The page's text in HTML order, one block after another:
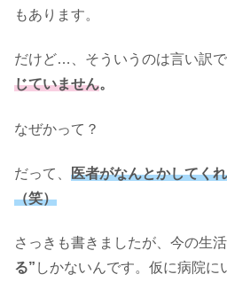
もあります。
だけど…、そういうのは言い訳で
じていません。
なぜかって？
だって、 医者がなんとかしてく
（笑）
さっきも書きましたが、今の生活
る” しかないんです。仮に病院に